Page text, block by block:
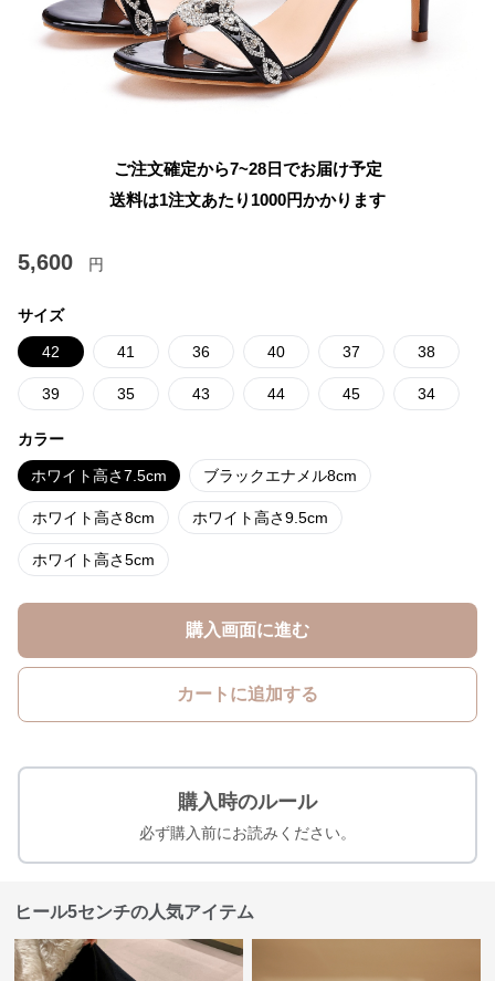
ご注文確定から7~28日でお届け予定
送料は1注文あたり 1000円かかります
5,600 円
サイズ
42 41 36 40 37 38
39 35 43 44 45 34
カラー
ホワイト高さ7.5cm ブラックエナメル8cm
ホワイト高さ8cm ホワイト高さ9.5cm
ホワイト高さ5cm
購入画面に進む
カートに追加する
購入時のルール
必ず購入前にお読みください。
ヒール5センチの人気アイテム